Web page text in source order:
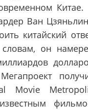
Китае.
Ван
китайский
он
Movie